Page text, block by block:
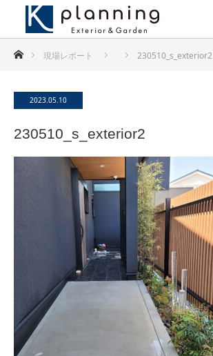
ホーム現場レポート 230510_s_exterior2
2023.05.10
230510_s_exterior2